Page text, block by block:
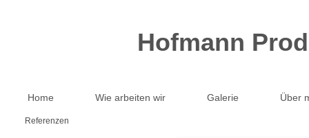
Hofmann
Home Wie arbeiten wir Galerie Über
Referenzen